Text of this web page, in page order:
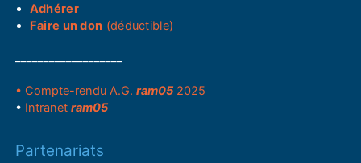
Adhérer
Faire un don (déductible)
• Compte-rendu A.G.ram05 2025
• Intranetram05
Partenariats